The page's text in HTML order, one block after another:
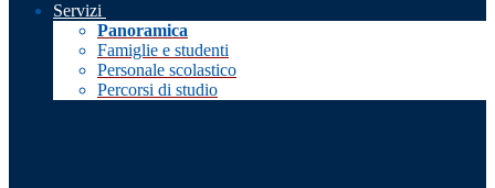
Servizi
Panoramica
Famiglie e studenti
Personale scolastico
Percorsi di studio